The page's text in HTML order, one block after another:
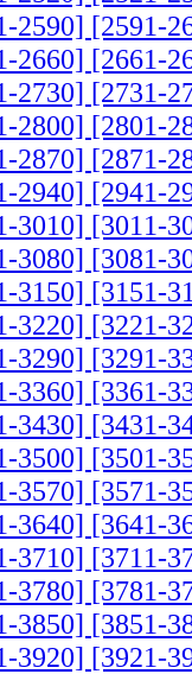
2590] [2591-
2660] [2661-
2730] [2731-
2800] [2801-
2870] [2871-
2940] [2941-
3010] [3011-
3080] [3081-
3150] [3151-
3220] [3221-
3290] [3291-
3360] [3361-
3430] [3431-
3500] [3501-
3570] [3571-
3640] [3641-
3710] [3711-
3780] [3781-
3850] [3851-
3920] [3921-